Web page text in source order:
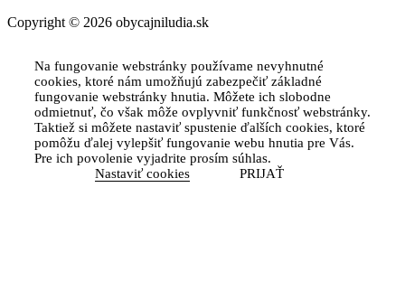
Copyright © 2026 obycajniludia.sk
Na fungovanie webstránky používame nevyhnutné
cookies, ktoré nám umožňujú zabezpečiť základné
fungovanie webstránky hnutia. Môžete ich slobodne
odmietnuť, čo však môže ovplyvniť funkčnosť webstránky.
Taktiež si môžete nastaviť spustenie ďalších cookies, ktoré
pomôžu ďalej vylepšiť fungovanie webu hnutia pre Vás.
Pre ich povolenie vyjadrite prosím súhlas.
Nastaviť cookies
PRIJAŤ